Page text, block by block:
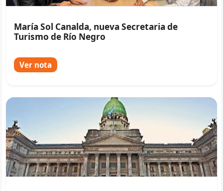
María Sol Canalda, nueva Secretaria de
Turismo de Río Negro
Ver nota